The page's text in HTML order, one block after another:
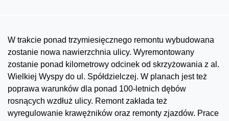
W trakcie ponad trzymiesięcznego remontu wybudowana
zostanie nowa nawierzchnia ulicy. Wyremontowany
zostanie ponad kilometrowy odcinek od skrzyżowania z al.
Wielkiej Wyspy do ul. Spółdzielczej. W planach jest też
poprawa warunków dla ponad 100-letnich dębów
rosnących wzdłuż ulicy. Remont zakłada też
wyregulowanie krawężników oraz remonty zjazdów. Prace